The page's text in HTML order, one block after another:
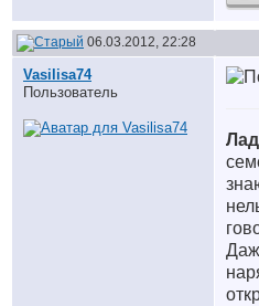
06.03.2012, 22:28
Vasilisa74
Пользователь